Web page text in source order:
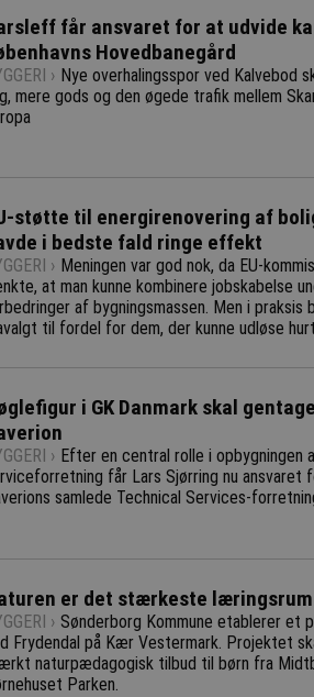
får ansvaret for at udvide
Hovedbanegård
› Nye overhalingsspor ved Kalvebod
mere gods og den øgede trafik mellem
støtte til energirenovering af
i bedste fald ringe effekt
› Meningen var god nok, da EU-
at man kunne kombinere jobskabelse
af bygningsmassen. Men i praksis
til fordel for dem, der kunne udløse
i GK Danmark skal
› Efter en central rolle i opbygningen
får Lars Sjørring nu ansvaret
samlede Technical Services-
er det stærkeste læringsrum
› Sønderborg Kommune etablerer et
Frydendal på Kær Vestermark. Projektet
naturpædagogisk tilbud til børn fra
Parken.